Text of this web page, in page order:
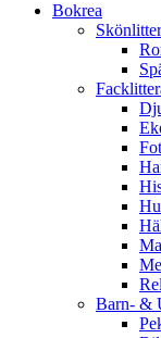
Bokrea
Barn- &